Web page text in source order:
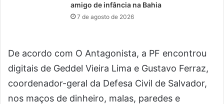
amigo de infância na Bahia
7 de agosto de 2026
De acordo com O Antagonista, a PF encontrou
digitais de Geddel Vieira Lima e Gustavo Ferraz,
coordenador-geral da Defesa Civil de Salvador,
nos maços de dinheiro, malas, paredes e